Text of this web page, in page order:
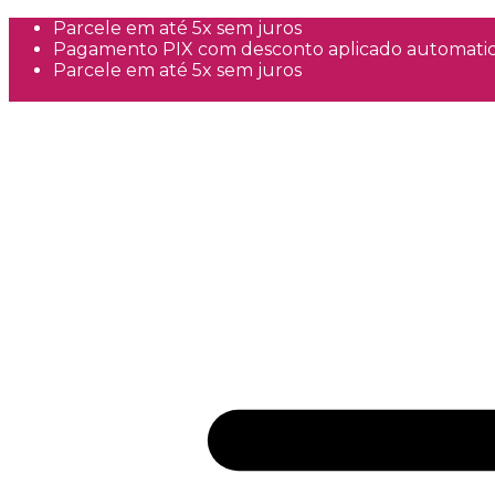
Parcele em até 5x sem juros
Pagamento PIX com desconto aplicado
Parcele em até 5x sem juros